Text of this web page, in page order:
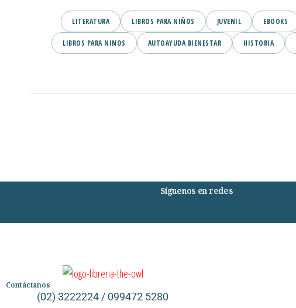
LITERATURA LIBROS PARA NIÑOS JUVENIL EBOOKS
LIBROS PARA NINOS AUTOAYUDA BIENESTAR HISTORIA
Síguenos en redes
Contáctanos
(02) 3222224 / 099472 5280